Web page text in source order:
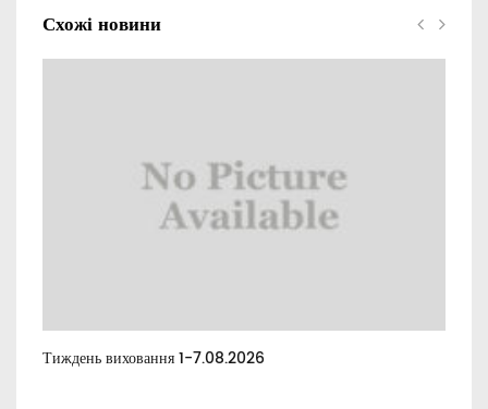
Схожі новини
Тиждень виховання 1-7.08.2026